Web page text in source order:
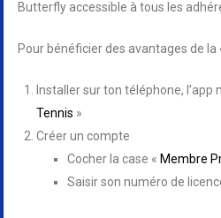
Butterfly accessible à tous les
Pour bénéficier des avantages de la
Installer sur ton téléphone, l’app
Tennis »
Créer un compte
Cocher la case « Membre
Saisir son numéro de